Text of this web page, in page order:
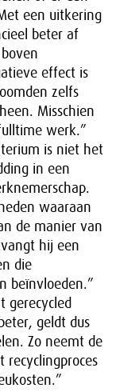
een uitkering
beter af
effect is
zelfs
Misschien
werk.”
is niet het
in een
waaraan
de manier van
hij een
die
beïnvloeden.”
gerecycled
geldt dus
Zo neemt de